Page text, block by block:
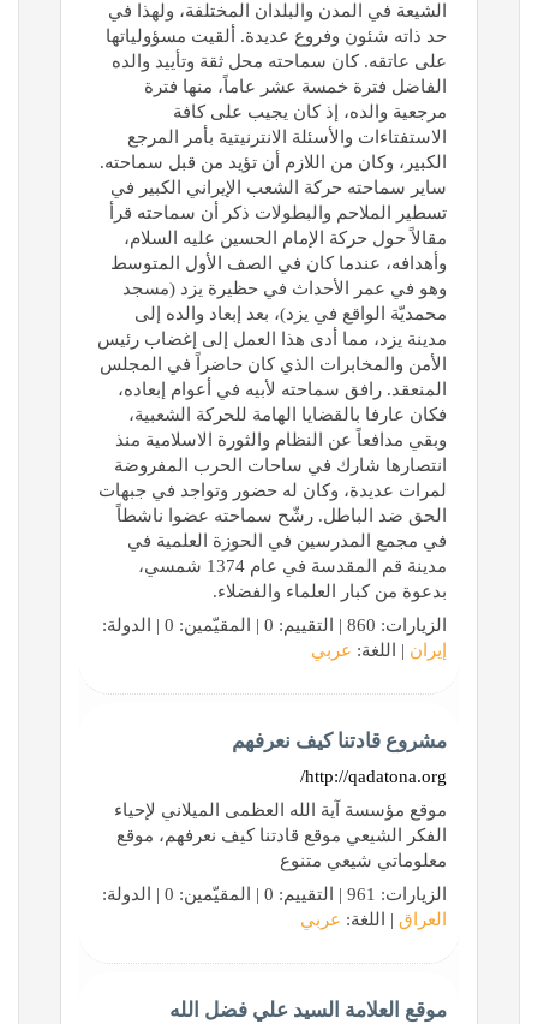
الشيعة في المدن والبلدان المختلفة، ولهذا في
حد ذاته شئون وفروع عديدة. ألقيت مسؤولياتها
علی عاتقه. كان سماحته محل ثقة وتأييد والده
الفاضل فترة خمسة عشر عاماً، منها فترة
مرجعية والده، إذ كان يجيب علی كافة
الاستفتاءات والأسئلة الانترنيتية بأمر المرجع
الكبير، وكان من اللازم أن تؤيد من قبل سماحته.
ساير سماحته حركة الشعب الإيراني الكبير في
تسطير الملاحم والبطولات ذكر أن سماحته قرأ
مقالاً حول حركة الإمام الحسين عليه السلام،
وأهدافه، عندما كان في الصف الأول المتوسط
وهو في عمر الأحداث في حظيرة يزد (مسجد
محمديّة الواقع في يزد)، بعد إبعاد والده إلی
مدينة يزد، مما أدی هذا العمل إلی إغضاب رئيس
الأمن والمخابرات الذي كان حاضراً في المجلس
المنعقد. رافق سماحته لأبيه في أعوام إبعاده،
فكان عارفا بالقضايا الهامة للحركة الشعبية،
وبقي مدافعاً عن النظام والثورة الاسلامية منذ
انتصارها شارك في ساحات الحرب المفروضة
لمرات عديدة، وكان له حضور وتواجد في جبهات
الحق ضد الباطل. رشّح سماحته عضوا ناشطاً
في مجمع المدرسين في الحوزة العلمية في
مدينة قم المقدسة في عام 1374 شمسي،
بدعوة من كبار العلماء والفضلاء.
الزيارات: 860 | التقييم: 0 | المقيّمين: 0 | الدولة:
إيران | اللغة: عربي
مشروع قادتنا كيف نعرفهم
http://qadatona.org/
موقع مؤسسة آية الله العظمى الميلاني لإحياء
الفكر الشيعي موقع قادتنا كيف نعرفهم، موقع
معلوماتي شيعي متنوع
الزيارات: 961 | التقييم: 0 | المقيّمين: 0 | الدولة:
العراق | اللغة: عربي
موقع العلامة السيد علي فضل الله